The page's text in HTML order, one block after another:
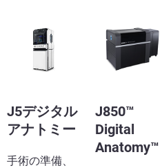
J5デジタル
アナトミー
手術の準備、
J850™
Digital
Anatomy™